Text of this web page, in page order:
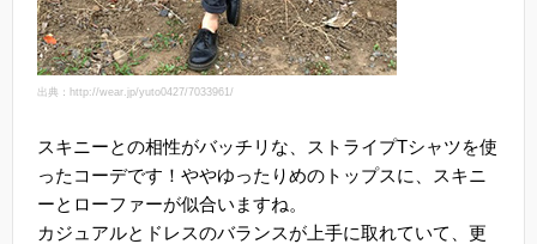
出典：http://wear.jp/yuto0427/7033961/
スキニーとの相性がバッチリな、ストライプTシャツを使
ったコーデです！ややゆったりめのトップスに、スキニ
ーとローファーが似合いますね。
カジュアルとドレスのバランスが上手に取れていて、更